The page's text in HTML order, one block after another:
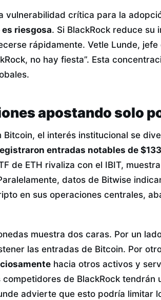
vulnerabilidad crítica para la
riesgosa. Si BlackRock reduce su
rápidamente. Vetle Lunde,
no hay fiesta”. Esta
apostando solo
el interés institucional se
entradas notables de
de ETH rivaliza con el IBIT,
datos de Bitwise
en sus operaciones centrales,
muestra dos caras. Por un
las entradas de Bitcoin. Por
hacia otros activos y
competidores de BlackRock
advierte que esto podría limitar